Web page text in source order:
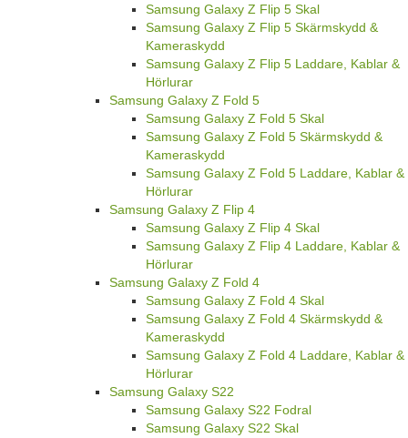
Samsung Galaxy Z Flip 5 Skal
Samsung Galaxy Z Flip 5 Skärmskydd &
Kameraskydd
Samsung Galaxy Z Flip 5 Laddare, Kablar &
Hörlurar
Samsung Galaxy Z Fold 5
Samsung Galaxy Z Fold 5 Skal
Samsung Galaxy Z Fold 5 Skärmskydd &
Kameraskydd
Samsung Galaxy Z Fold 5 Laddare, Kablar &
Hörlurar
Samsung Galaxy Z Flip 4
Samsung Galaxy Z Flip 4 Skal
Samsung Galaxy Z Flip 4 Laddare, Kablar &
Hörlurar
Samsung Galaxy Z Fold 4
Samsung Galaxy Z Fold 4 Skal
Samsung Galaxy Z Fold 4 Skärmskydd &
Kameraskydd
Samsung Galaxy Z Fold 4 Laddare, Kablar &
Hörlurar
Samsung Galaxy S22
Samsung Galaxy S22 Fodral
Samsung Galaxy S22 Skal